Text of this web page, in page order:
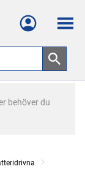
Meny
behöver du